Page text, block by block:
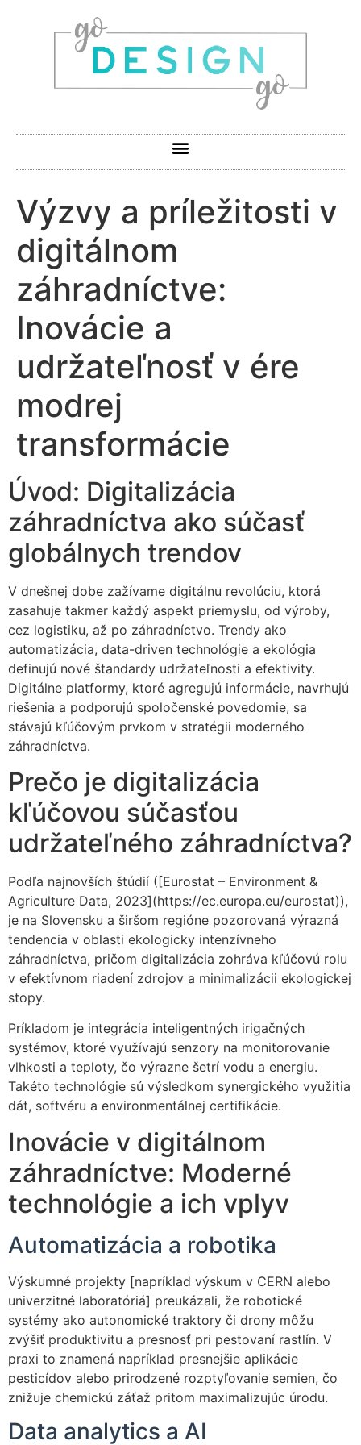
Výzvy a príležitosti v
digitálnom
záhradníctve:
Inovácie a
udržateľnosť v ére
modrej
transformácie
Úvod: Digitalizácia
záhradníctva ako súčasť
globálnych trendov
V dnešnej dobe zažívame digitálnu revolúciu, ktorá
zasahuje takmer každý aspekt priemyslu, od výroby,
cez logistiku, až po záhradníctvo. Trendy ako
automatizácia, data-driven technológie a ekológia
definujú nové štandardy udržateľnosti a efektivity.
Digitálne platformy, ktoré agregujú informácie, navrhujú
riešenia a podporujú spoločenské povedomie, sa
stávajú kľúčovým prvkom v stratégii moderného
záhradníctva.
Prečo je digitalizácia
kľúčovou súčasťou
udržateľného záhradníctva?
Podľa najnovších štúdií ([Eurostat – Environment &
Agriculture Data, 2023](https://ec.europa.eu/eurostat)),
je na Slovensku a širšom regióne pozorovaná výrazná
tendencia v oblasti ekologicky intenzívneho
záhradníctva, pričom digitalizácia zohráva kľúčovú rolu
v efektívnom riadení zdrojov a minimalizácii ekologickej
stopy.
Príkladom je integrácia inteligentných irigačných
systémov, ktoré využívajú senzory na monitorovanie
vlhkosti a teploty, čo výrazne šetrí vodu a energiu.
Takéto technológie sú výsledkom synergického využitia
dát, softvéru a environmentálnej certifikácie.
Inovácie v digitálnom
záhradníctve: Moderné
technológie a ich vplyv
Automatizácia a robotika
Výskumné projekty [napríklad výskum v CERN alebo
univerzitné laboratóriá] preukázali, že robotické
systémy ako autonomické traktory či drony môžu
zvýšiť produktivitu a presnosť pri pestovaní rastlín. V
praxi to znamená napríklad presnejšie aplikácie
pesticídov alebo prirodzené rozptyľovanie semien, čo
znižuje chemickú záťaž pritom maximalizujúc úrodu.
Data analytics a AI